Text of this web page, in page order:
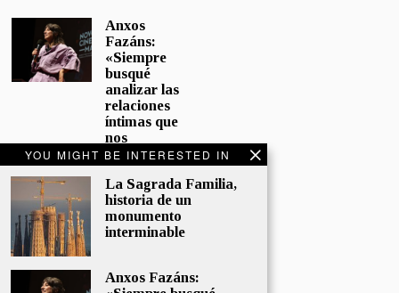
YOU MIGHT BE INTERESTED IN
La Sagrada Familia,
historia de un
monumento
interminable
Anxos Fazáns:
Anxos
Fazáns:
«Siempre
busqué
analizar las
relaciones
íntimas que
nos
afectan»
5 junio, 2026
El hijo de la
cómica, el
homenaje
Sacristán a
Fernán